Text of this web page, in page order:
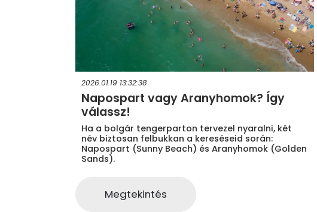
2026.01.19 13:32:38
Napospart vagy Aranyhomok? Így
válassz!
Ha a bolgár tengerparton tervezel nyaralni, két
név biztosan felbukkan a kereséseid során:
Napospart (Sunny Beach) és Aranyhomok (Golden
Sands).
Megtekintés